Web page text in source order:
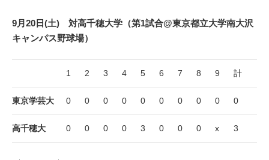
9月20日(土) 対高千穂大学（第1試合@東京都立大学南大沢
キャンパス野球場）
1 2 3 4 5 6 7 8 9 計
東京学芸大 0 0 0 0 0 0 0 0 0 0
高千穂大 0 0 0 0 3 0 0 0 x 3